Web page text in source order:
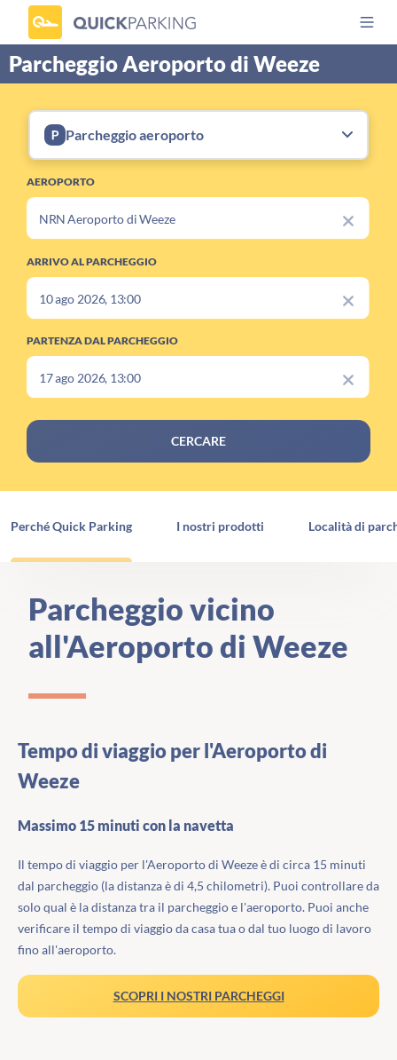
Parcheggio Aeroporto di Weeze
Parcheggio aeroporto
AEROPORTO
ARRIVO AL PARCHEGGIO
PARTENZA DAL PARCHEGGIO
CERCARE
Perché Quick Parking I nostri prodotti Località di
Parcheggio vicino
all'Aeroporto di Weeze
Tempo di viaggio per l'Aeroporto di
Weeze
Massimo 15 minuti con la navetta
Il tempo di viaggio per l'Aeroporto di Weeze è di circa 15 minuti
dal parcheggio (la distanza è di 4,5 chilometri). Puoi controllare da
solo qual è la distanza tra il parcheggio e l'aeroporto. Puoi anche
verificare il tempo di viaggio da casa tua o dal tuo luogo di lavoro
fino all'aeroporto.
SCOPRI I NOSTRI PARCHEGGI